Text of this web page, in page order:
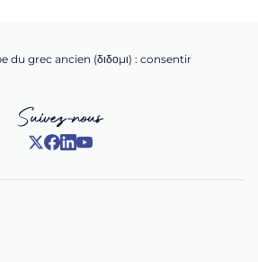
du grec ancien (δ‌‌ιδο‌μι) : consentir
Suivez-nous